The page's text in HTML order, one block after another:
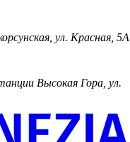
ул. Красная, 5А
Высокая Гора, ул.